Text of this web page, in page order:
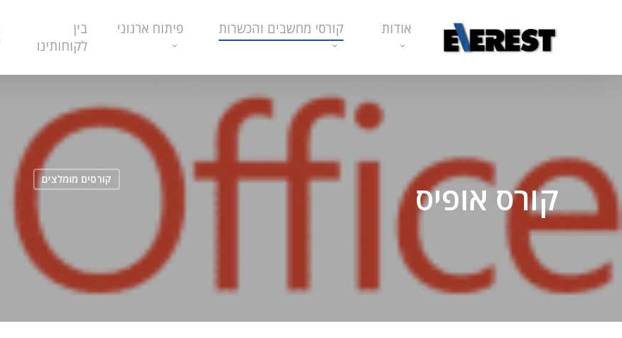
content
אודות קורסי מחשבים והכשרות פיתוח ארגוני
בין
לקוחותינו
קורסים מומלצים קורס אופיס